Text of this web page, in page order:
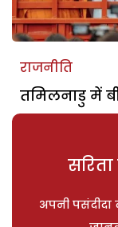
राजनीति
तमिलनाडु में
अपनी पसंदीदा